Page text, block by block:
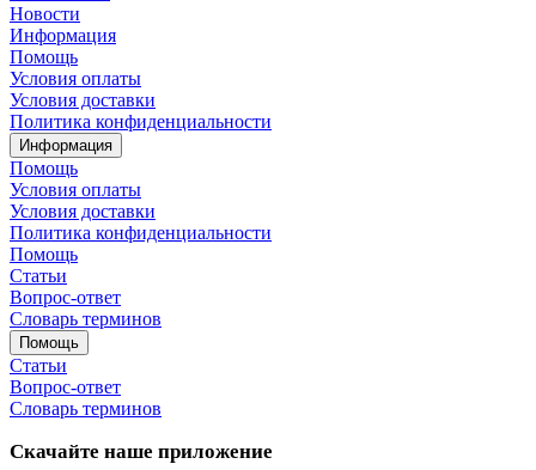
Новости
Информация
Помощь
Условия оплаты
Условия доставки
Политика конфиденциальности
Информация
Помощь
Условия оплаты
Условия доставки
Политика конфиденциальности
Помощь
Статьи
Вопрос-ответ
Словарь терминов
Помощь
Статьи
Вопрос-ответ
Словарь терминов
Скачайте наше приложение